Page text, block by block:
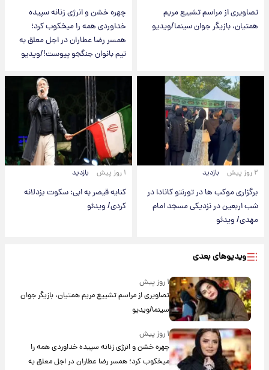
تصاویری از مراسم تشییع مریم
همتیان، بازیگر جوان سینما/ویدیو
چهره خشن و انرژی زنانه سپیده
خداوردی همه را میخکوب کرد؛
همسر رضا عطاران در اجل معلق به
تیم بانوان جنگجو پیوست!/ویدیو
۲ روز پیش بازدید
برگزاری موکب ها در تورنتو کانادا در
شب اربعین در نزدیکی مسجد امام
مهدی/ ویدئو
۱ روز پیش بازدید
کنایه قیصر به ابی: سکوت بزدلانه
کردی/ ویدئو
ویدیوهای بعدی
۱ روز پیش
تصاویری از مراسم تشییع مریم همتیان، بازیگر جوان
سینما/ویدیو
۱ روز پیش
چهره خشن و انرژی زنانه سپیده خداوردی همه را
میخکوب کرد؛ همسر رضا عطاران در اجل معلق به